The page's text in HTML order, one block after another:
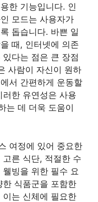
한 기능입니다. 인
모드는 사용자가
돕습니다. 바쁜 일
때, 인터넷에 의존
다는 점은 큰 장점
사람이 자신이 원하
서 간편하게 운동할
한 유연성은 사용
는 데 더욱 도움이
여정에 있어 중요한
른 식단, 적절한 수
빙을 위한 필수 요
식품군을 포함한
는 신체에 필요한